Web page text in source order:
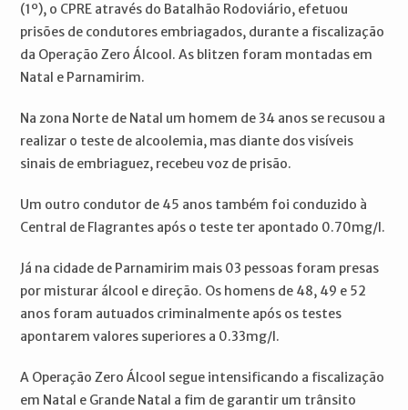
(1º), o CPRE através do Batalhão Rodoviário, efetuou
prisões de condutores embriagados, durante a fiscalização
da Operação Zero Álcool. As blitzen foram montadas em
Natal e Parnamirim.
Na zona Norte de Natal um homem de 34 anos se recusou a
realizar o teste de alcoolemia, mas diante dos visíveis
sinais de embriaguez, recebeu voz de prisão.
Um outro condutor de 45 anos também foi conduzido à
Central de Flagrantes após o teste ter apontado 0.70mg/l.
Já na cidade de Parnamirim mais 03 pessoas foram presas
por misturar álcool e direção. Os homens de 48, 49 e 52
anos foram autuados criminalmente após os testes
apontarem valores superiores a 0.33mg/l.
A Operação Zero Álcool segue intensificando a fiscalização
em Natal e Grande Natal a fim de garantir um trânsito